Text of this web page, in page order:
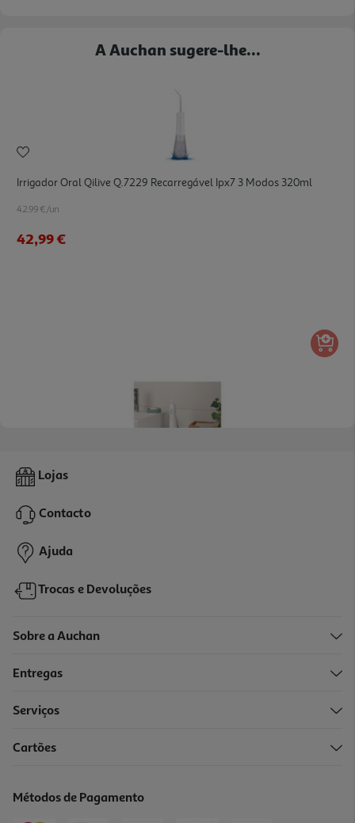
A Auchan sugere-lhe...
Irrigador Oral Qilive Q.7229 Recarregável Ipx7 3 Modos 320ml
42.99 €/un
42,99 €
Irrigador Oral Qilive Q.7692 150 Ml Ipx7 Com 3 Modos E 2 Pontas
37,99 €
Lojas
Contacto
Ajuda
Trocas e Devoluções
Sobre a Auchan
Entregas
Serviços
Cartões
Métodos de Pagamento